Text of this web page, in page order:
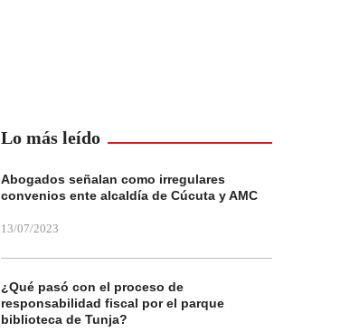
Lo más leído
Abogados señalan como irregulares
convenios ente alcaldía de Cúcuta y AMC
13/07/2023
¿Qué pasó con el proceso de
responsabilidad fiscal por el parque
biblioteca de Tunja?